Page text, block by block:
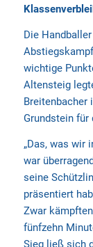
Die
wichtige
Altensteig
Breitenbacher
Grundstein für
„Das, was wir
war
seine
präsentiert
Zwar
fünfzehn
Sieg ließ sich